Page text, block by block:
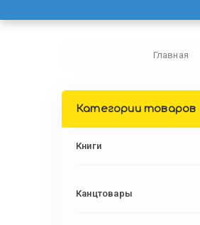
Главная
Категории товаров
Книги
Канцтовары